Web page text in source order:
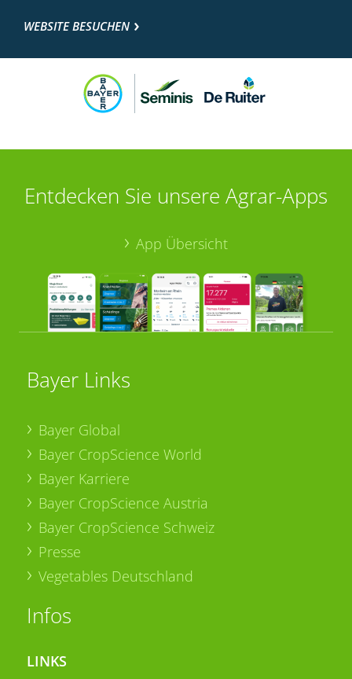
WEBSITE BESUCHEN
Entdecken Sie unsere Agrar-Apps
App Übersicht
Bayer Links
Bayer Global
Bayer CropScience World
Bayer Karriere
Bayer CropScience Austria
Bayer CropScience Schweiz
Presse
Vegetables Deutschland
Infos
LINKS